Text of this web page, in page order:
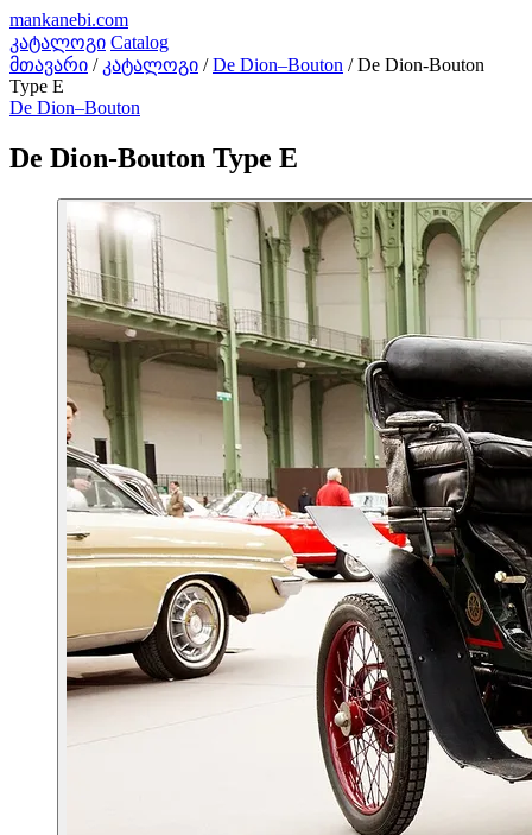
mankanebi.com
კატალოგი Catalog
მთავარი / კატალოგი / De Dion–Bouton / De Dion-Bouton
Type E
De Dion–Bouton
De Dion-Bouton Type E